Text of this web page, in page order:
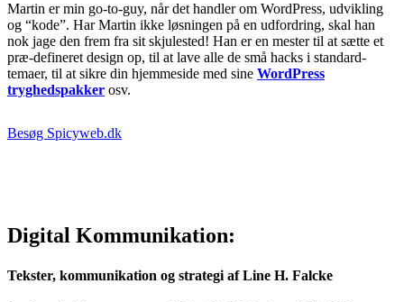
Martin er min go-to-guy, når det handler om WordPress, udvikling
og “kode”. Har Martin ikke løsningen på en udfordring, skal han
nok jage den frem fra sit skjulested! Han er en mester til at sætte et
præ-defineret design op, til at lave alle de små hacks i standard-
temaer, til at sikre din hjemmeside med sine WordPress
tryghedspakker osv.
Besøg Spicyweb.dk
Digital Kommunikation:
Tekster, kommunikation og strategi af Line H. Falcke